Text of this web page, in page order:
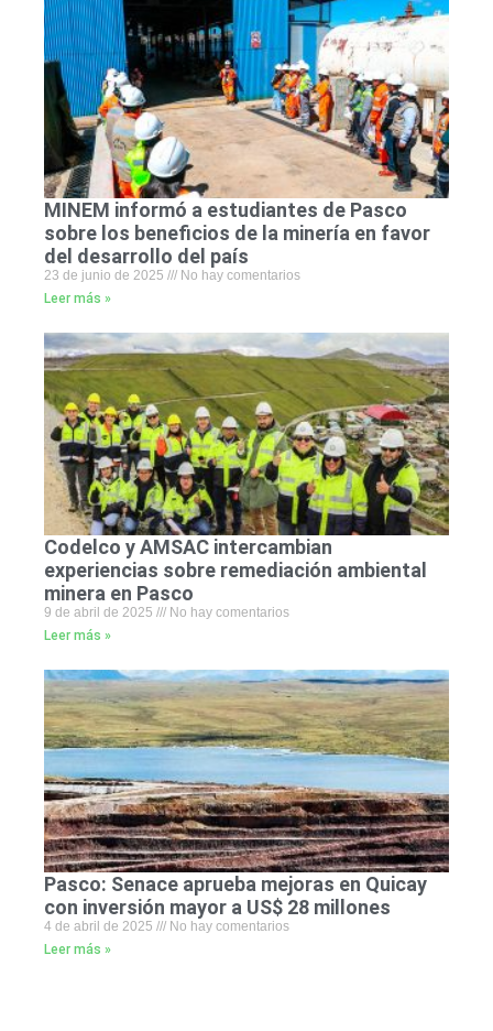
MINEM informó a estudiantes de Pasco
sobre los beneficios de la minería en favor
del desarrollo del país
23 de junio de 2025
No hay comentarios
Leer más »
Codelco y AMSAC intercambian
experiencias sobre remediación ambiental
minera en Pasco
9 de abril de 2025
No hay comentarios
Leer más »
Pasco: Senace aprueba mejoras en Quicay
con inversión mayor a US$ 28 millones
4 de abril de 2025
No hay comentarios
Leer más »